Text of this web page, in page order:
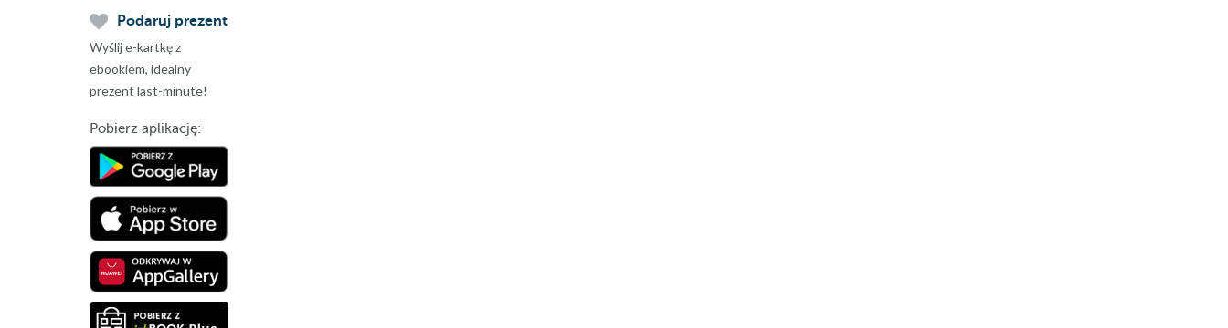
Podaruj prezent
Wyślij e-kartkę z
ebookiem, idealny
prezent last-minute!
Pobierz aplikację: